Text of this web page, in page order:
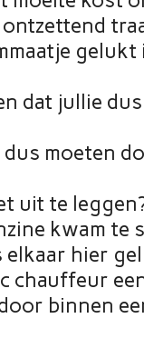
gelukt
dat jullie
moeten
uit te
kwam te
elkaar hier
chauffeur
binnen